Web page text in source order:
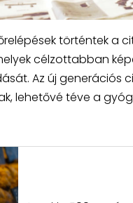
történtek a
célzottabban
Az új generációs
lehetővé téve a